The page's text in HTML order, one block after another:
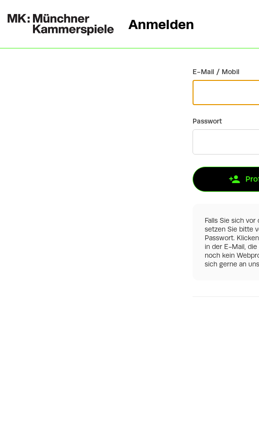
Zurück
Anmelden
E-Mail / Mobil
Passwort
Falls Sie sich
setzen Sie bitte
Passwort.
in der E-Mail,
noch kein
sich gerne an